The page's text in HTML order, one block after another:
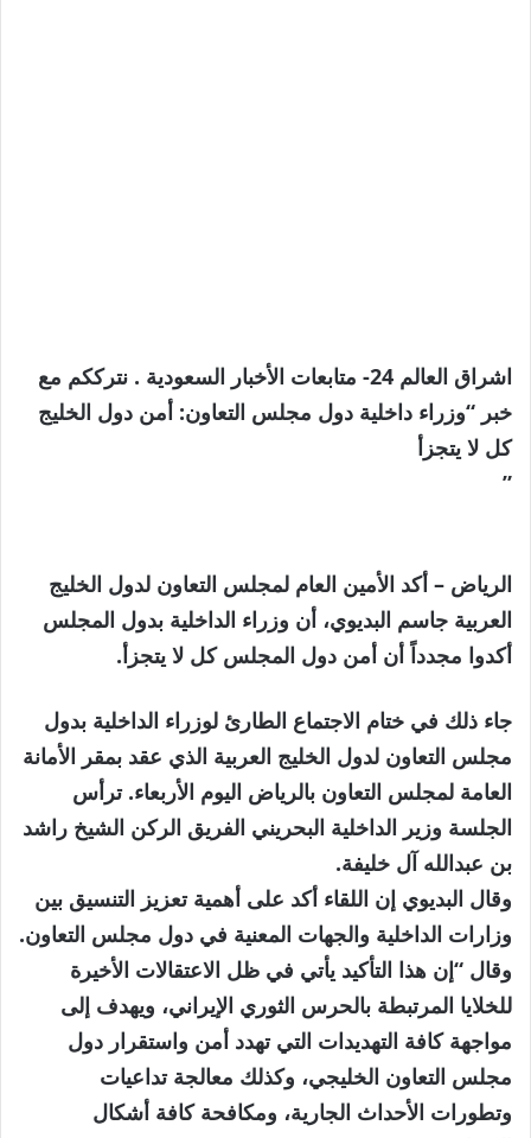
اشراق العالم 24- متابعات الأخبار السعودية . نترككم مع
خبر “وزراء داخلية دول مجلس التعاون: أمن دول الخليج
كل لا يتجزأ
”
الرياض – أكد الأمين العام لمجلس التعاون لدول الخليج
العربية جاسم البديوي، أن وزراء الداخلية بدول المجلس
أكدوا مجدداً أن أمن دول المجلس كل لا يتجزأ.
جاء ذلك في ختام الاجتماع الطارئ لوزراء الداخلية بدول
مجلس التعاون لدول الخليج العربية الذي عقد بمقر الأمانة
العامة لمجلس التعاون بالرياض اليوم الأربعاء. ترأس
الجلسة وزير الداخلية البحريني الفريق الركن الشيخ راشد
بن عبدالله آل خليفة.
وقال البديوي إن اللقاء أكد على أهمية تعزيز التنسيق بين
وزارات الداخلية والجهات المعنية في دول مجلس التعاون.
وقال “إن هذا التأكيد يأتي في ظل الاعتقالات الأخيرة
للخلايا المرتبطة بالحرس الثوري الإيراني، ويهدف إلى
مواجهة كافة التهديدات التي تهدد أمن واستقرار دول
مجلس التعاون الخليجي، وكذلك معالجة تداعيات
وتطورات الأحداث الجارية، ومكافحة كافة أشكال